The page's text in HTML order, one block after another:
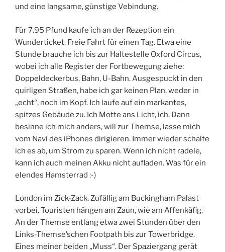
und eine langsame, günstige Vebindung.
Für 7.95 Pfund kaufe ich an der Rezeption ein
Wunderticket. Freie Fahrt für einen Tag. Etwa eine
Stunde brauche ich bis zur Haltestelle Oxford Circus,
wobei ich alle Register der Fortbewegung ziehe:
Doppeldeckerbus, Bahn, U-Bahn. Ausgespuckt in den
quirligen Straßen, habe ich gar keinen Plan, weder in
„echt“, noch im Kopf. Ich laufe auf ein markantes,
spitzes Gebäude zu. Ich Motte ans Licht, ich. Dann
besinne ich mich anders, will zur Themse, lasse mich
vom Navi des iPhones dirigieren. Immer wieder schalte
ich es ab, um Strom zu sparen. Wenn ich nicht radele,
kann ich auch meinen Akku nicht aufladen. Was für ein
elendes Hamsterrad :-)
London im Zick-Zack. Zufällig am Buckingham Palast
vorbei. Touristen hängen am Zaun, wie am Affenkäfig.
An der Themse entlang etwa zwei Stunden über den
Links-Themse’schen Footpath bis zur Towerbridge.
Eines meiner beiden „Muss“. Der Spaziergang gerät